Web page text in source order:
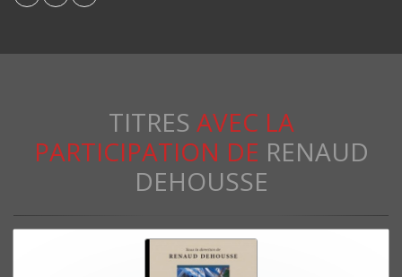
TITRES AVEC LA
PARTICIPATION DE RENAUD
DEHOUSSE